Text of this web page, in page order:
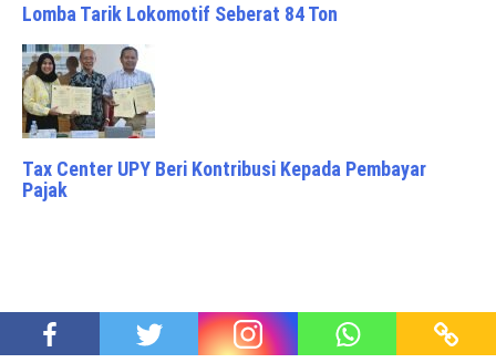
Lomba Tarik Lokomotif Seberat 84 Ton
Tax Center UPY Beri Kontribusi Kepada Pembayar
Pajak